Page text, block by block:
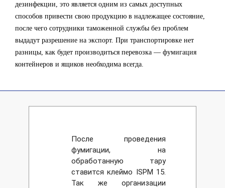
дезинфекции, это является одним из самых доступных
способов привести свою продукцию в надлежащее состояние,
после чего сотрудники таможенной службы без проблем
выдадут разрешение на экспорт. При транспортировке нет
разницы, как будет производиться перевозка — фумигация
контейнеров и ящиков необходима всегда.
После проведения
фумигации, на
обработанную тару
ставится клеймо ISPM 15.
Так же организации